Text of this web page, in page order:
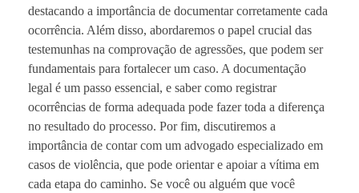
destacando a importância de documentar corretamente cada
ocorrência. Além disso, abordaremos o papel crucial das
testemunhas na comprovação de agressões, que podem ser
fundamentais para fortalecer um caso. A documentação
legal é um passo essencial, e saber como registrar
ocorrências de forma adequada pode fazer toda a diferença
no resultado do processo. Por fim, discutiremos a
importância de contar com um advogado especializado em
casos de violência, que pode orientar e apoiar a vítima em
cada etapa do caminho. Se você ou alguém que você